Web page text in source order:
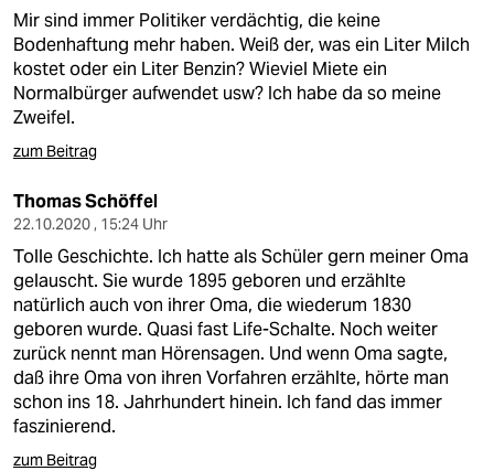
genossenschaft
epaper login
Mir sind immer Politiker verdächtig, die keine
Bodenhaftung mehr haben. Weiß der, was ein Liter Milch
kostet oder ein Liter Benzin? Wieviel Miete ein
Normalbürger aufwendet usw? Ich habe da so meine
Zweifel.
zum Beitrag
Thomas Schöffel
22.10.2020 , 15:24 Uhr
Tolle Geschichte. Ich hatte als Schüler gern meiner Oma
gelauscht. Sie wurde 1895 geboren und erzählte
natürlich auch von ihrer Oma, die wiederum 1830
geboren wurde. Quasi fast Life-Schalte. Noch weiter
zurück nennt man Hörensagen. Und wenn Oma sagte,
daß ihre Oma von ihren Vorfahren erzählte, hörte man
schon ins 18. Jahrhundert hinein. Ich fand das immer
faszinierend.
zum Beitrag